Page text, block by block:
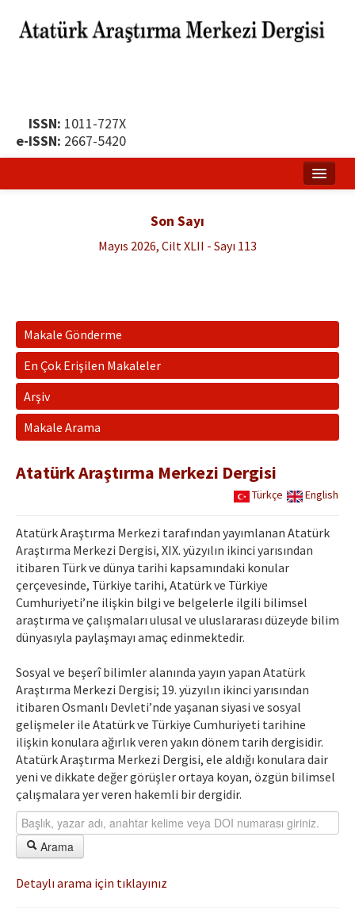
ISSN: 1011-727X
e-ISSN: 2667-5420
Yayın İlkeleri
Etik İlkeler
Yazar Rehberi
Hakem Rehberi
Son Sayı
Mayıs 2026, Cilt XLII - Sayı 113
Makale Gönderme
En Çok Erişilen Makaleler
Arşiv
Makale Arama
Atatürk Araştırma Merkezi Dergisi
Türkçe English
Atatürk Araştırma Merkezi tarafından yayımlanan Atatürk
Araştırma Merkezi Dergisi, XIX. yüzyılın ikinci yarısından
itibaren Türk ve dünya tarihi kapsamındaki konular
çerçevesinde, Türkiye tarihi, Atatürk ve Türkiye
Cumhuriyeti’ne ilişkin bilgi ve belgelerle ilgili bilimsel
araştırma ve çalışmaları ulusal ve uluslararası düzeyde bilim
dünyasıyla paylaşmayı amaç edinmektedir.
Sosyal ve beşerî bilimler alanında yayın yapan Atatürk
Araştırma Merkezi Dergisi; 19. yüzyılın ikinci yarısından
itibaren Osmanlı Devleti’nde yaşanan siyasi ve sosyal
gelişmeler ile Atatürk ve Türkiye Cumhuriyeti tarihine
ilişkin konulara ağırlık veren yakın dönem tarih dergisidir.
Atatürk Araştırma Merkezi Dergisi, ele aldığı konulara dair
yeni ve dikkate değer görüşler ortaya koyan, özgün bilimsel
çalışmalara yer veren hakemli bir dergidir.
Arama
Detaylı arama için tıklayınız